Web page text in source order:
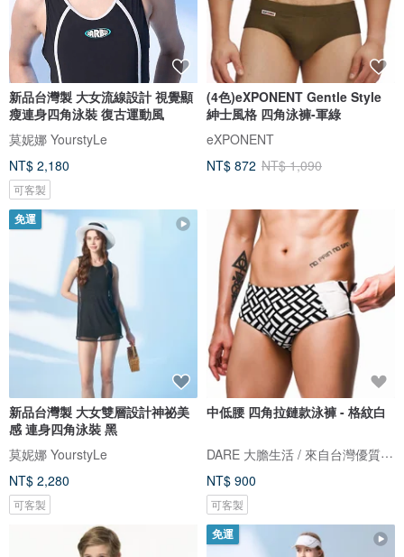
新品台灣製 大女流線設計 視覺顯
瘦連身四角泳裝 復古運動風
莫妮娜 YourstyLe
NT$ 2,180
可客製
(4色)eXPONENT Gentle Style
紳士風格 四角泳褲-軍綠
eXPONENT
NT$ 872 NT$ 1,090
免運
新品台灣製 大女雙層設計神祕美
感 連身四角泳裝 黑
莫妮娜 YourstyLe
NT$ 2,280
可客製
中低腰 四角拉鏈款泳褲 - 格紋白
DARE 大膽生活 / 來自台灣優質男性內著
NT$ 900
可客製
免運